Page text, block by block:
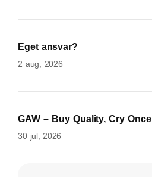
Eget ansvar?
2 aug, 2026
GAW – Buy Quality, Cry Once
30 jul, 2026